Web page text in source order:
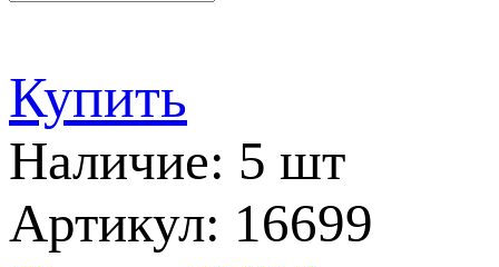
Купить
Наличие: 5 шт
Артикул: 16699